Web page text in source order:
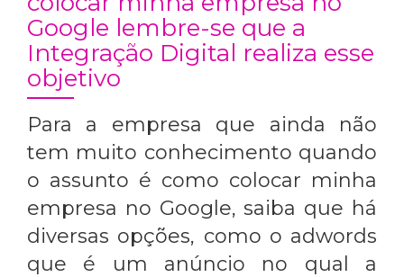
Google lembre-se que a
Integração Digital realiza esse
objetivo
Para a empresa que ainda não
tem muito conhecimento quando
o assunto é como colocar minha
empresa no Google, saiba que há
diversas opções, como o adwords
que é um anúncio no qual a